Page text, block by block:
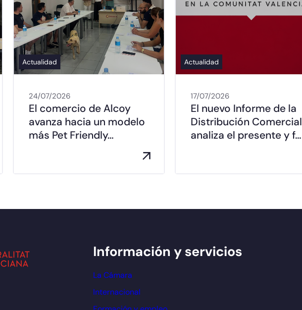
Actualidad
24/07/2026
El comercio de Alcoy
avanza hacia un modelo
más Pet Friendly…
Actualidad
17/07/2026
El nuevo Informe de la
Distribución Comercial
analiza el presente y f…
Información y servicios
La Cámara
Internacional